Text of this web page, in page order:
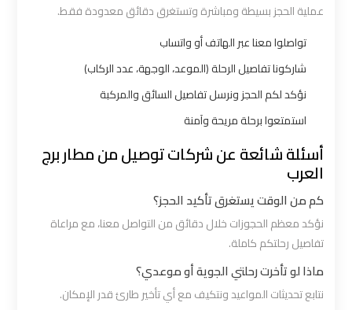
عملية الحجز بسيطة ومباشرة وتستغرق دقائق معدودة فقط.
تواصلوا معنا عبر الهاتف أو واتساب
شاركونا تفاصيل الرحلة (الموعد، الوجهة، عدد الركاب)
نؤكد لكم الحجز ونرسل تفاصيل السائق والمركبة
استمتعوا برحلة مريحة وآمنة
أسئلة شائعة عن شركات توصيل من مطار برج
العرب
كم من الوقت يستغرق تأكيد الحجز؟
نؤكد معظم الحجوزات خلال دقائق من التواصل معنا، مع مراعاة
تفاصيل رحلتكم كاملة.
ماذا لو تأخرت رحلتي الجوية أو موعدي؟
نتابع تحديثات المواعيد ونتكيف مع أي تأخير طارئ قدر الإمكان.
ليموزين
الاسكندريه
الاسكندريه
مطروح
ليموزين